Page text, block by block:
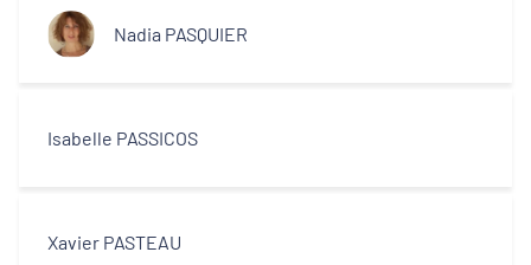
Nadia PASQUIER
Isabelle PASSICOS
Xavier PASTEAU